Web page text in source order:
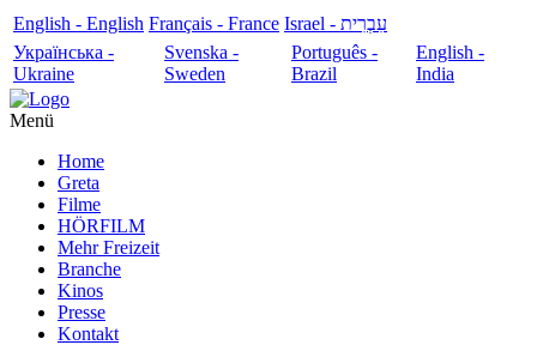
English - English Français - France
עִבְרִית - Israel
Українська -
Ukraine
Svenska -
Sweden
Português -
Brazil
English -
India
Menü
Home
Greta
Filme
HÖRFILM
Mehr Freizeit
Branche
Kinos
Presse
Kontakt